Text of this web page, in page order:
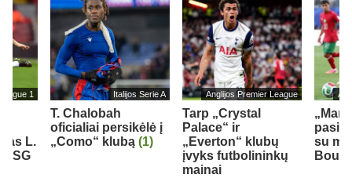
Ligue 1
L.
PSG
Italijos Serie A
T. Chalobah
oficialiai persikėlė į
„Como“ klubą (1)
Anglijos Premier League
Tarp „Crystal
Palace“ ir
„Everton“ klubų
įvyks futbolininkų
mainai
„Man
su